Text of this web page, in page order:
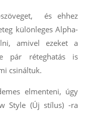
és ehhez
különleges Alpha-
amivel ezeket a
pár réteghatás is
csináltuk.
elmenteni, úgy
Style (Új stílus) -ra